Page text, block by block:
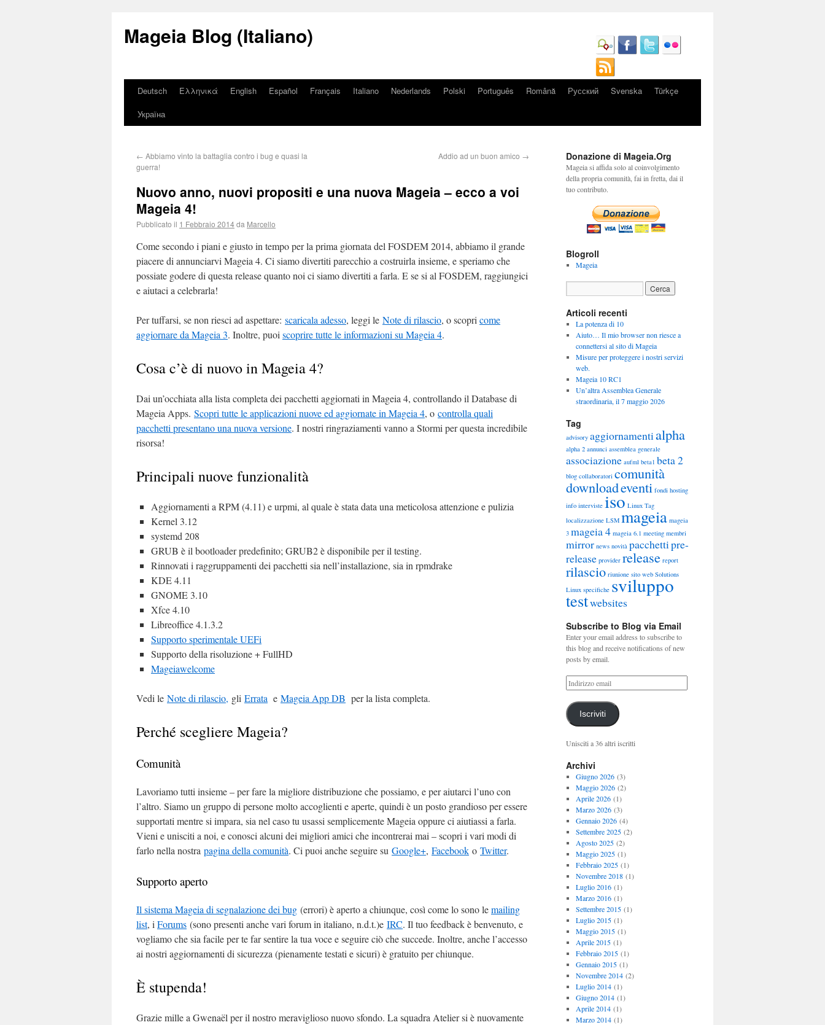
Mageia Blog (Italiano)
Deutsch Ελληνικά English Español Français Italiano Nederlands Polski Português Română Русский Svenska
Türkçe
Україна
← Abbiamo vinto la battaglia contro i bug e quasi la
guerra!
Addio ad un buon amico →
Nuovo anno, nuovi propositi e una nuova Mageia – ecco a voi
Mageia 4!
Pubblicato il 1 Febbraio 2014da Marcello
Come secondo i piani e giusto in tempo per la prima giornata del FOSDEM 2014, abbiamo il grande
piacere di annunciarvi Mageia 4. Ci siamo divertiti parecchio a costruirla insieme, e speriamo che
possiate godere di questa release quanto noi ci siamo divertiti a farla. E se si al FOSDEM, raggiungici
e aiutaci a celebrarla!
Per tuffarsi, se non riesci ad aspettare: scaricala adesso, leggi le Note di rilascio, o scopri come
aggiornare da Mageia 3. Inoltre, puoi scoprire tutte le informazioni su Mageia 4.
Cosa c’è di nuovo in Mageia 4?
Dai un’occhiata alla lista completa dei pacchetti aggiornati in Mageia 4, controllando il Database di
Mageia Apps. Scopri tutte le applicazioni nuove ed aggiornate in Mageia 4, o controlla quali
pacchetti presentano una nuova versione. I nostri ringraziamenti vanno a Stormi per questa incredibile
risorsa!
Principali nuove funzionalità
Aggiornamenti a RPM (4.11) e urpmi, al quale è stata data una meticolosa attenzione e pulizia
Kernel 3.12
systemd 208
GRUB è il bootloader predefinito; GRUB2 è disponibile per il testing.
Rinnovati i raggruppamenti dei pacchetti sia nell’installazione, sia in rpmdrake
KDE 4.11
GNOME 3.10
Xfce 4.10
Libreoffice 4.1.3.2
Supporto sperimentale UEFi
Supporto della risoluzione + FullHD
Mageiawelcome
Vedi le Note di rilascio, gli Errata e Mageia App DB per la lista completa.
Perché scegliere Mageia?
Comunità
Lavoriamo tutti insieme – per fare la migliore distribuzione che possiamo, e per aiutarci l’uno con
l’altro. Siamo un gruppo di persone molto accoglienti e aperte, quindi è un posto grandioso per essere
supportati mentre si impara, sia nel caso tu usassi semplicemente Mageia oppure ci aiutiassi a farla.
Vieni e unisciti a noi, e conosci alcuni dei migliori amici che incontrerai mai – scopri i vari modi di
farlo nella nostra pagina della comunità. Ci puoi anche seguire su Google+, Facebook o Twitter.
Supporto aperto
Il sistema Mageia di segnalazione dei bug (errori) è aperto a chiunque, così come lo sono lemailing
list, i Forums (sono presenti anche vari forum in italiano, n.d.t.)e IRC. Il tuo feedback è benvenuto, e
vogliamo che sia facile per te far sentire la tua voce e seguire ciò che succede. Inoltre, anche l’accesso
ai nostri aggiornamenti di sicurezza (pienamente testati e sicuri) è gratuito per chiunque.
È stupenda!
Grazie mille a Gwenaël per il nostro meraviglioso nuovo sfondo. La squadra Atelier si è nuovamente
Donazione di Mageia.Org
Mageia si affida solo al coinvolgimento
della propria comunità, fai in fretta, dai il
tuo contributo.
Blogroll
Mageia
Articoli recenti
La potenza di 10
Aiuto… Il mio browser non riesce a
connettersi al sito di Mageia
Misure per proteggere i nostri servizi
web.
Mageia 10 RC1
Un’altra Assemblea Generale
straordinaria, il 7 maggio 2026
Tag
advisory aggiornamentialpha
alpha 2 annunci assemblea generale
associazione aufml beta1 beta 2
blog collaboratori comunità
downloadeventi fondi hosting
info interviste iso Linux Tag
localizzazione LSM mageia mageia
3 mageia 4 mageia 6.1 meeting membri
mirror news novità pacchettipre-
release provider release report
rilascio riunione sito web Solutions
Linux specifiche sviluppo
testwebsites
Subscribe to Blog via Email
Enter your email address to subscribe to
this blog and receive notifications of new
posts by email.
Iscriviti
Unisciti a 36 altri iscritti
Archivi
Giugno 2026(3)
Maggio 2026(2)
Aprile 2026(1)
Marzo 2026(3)
Gennaio 2026(4)
Settembre 2025(2)
Agosto 2025(2)
Maggio 2025(1)
Febbraio 2025(1)
Novembre 2018(1)
Luglio 2016(1)
Marzo 2016(1)
Settembre 2015(1)
Luglio 2015(1)
Maggio 2015(1)
Aprile 2015(1)
Febbraio 2015(1)
Gennaio 2015(1)
Novembre 2014(2)
Luglio 2014(1)
Giugno 2014(1)
Aprile 2014(1)
Marzo 2014(1)